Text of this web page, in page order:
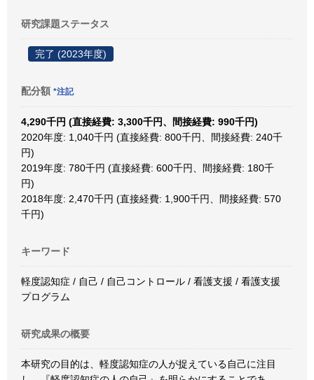
研究課題ステータス
完了 (2023年度)
配分額 *注記
4,290千円 (直接経費: 3,300千円、間接経費: 990千円)
2020年度: 1,040千円 (直接経費: 800千円、間接経費: 240千
円)
2019年度: 780千円 (直接経費: 600千円、間接経費: 180千
円)
2018年度: 2,470千円 (直接経費: 1,900千円、間接経費: 570
千円)
キーワード
軽度認知症 / 自己 / 自己コントロール / 看護支援 / 看護支援
プログラム
研究成果の概要
本研究の目的は、軽度認知症の人が捉えている自己に注目